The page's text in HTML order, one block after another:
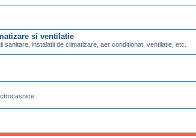
si ventilatie
instalatii de climatizare, aer conditionat, ventilatie, etc.